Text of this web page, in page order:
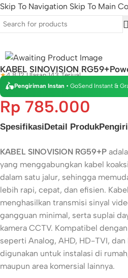
Skip To Navigation Skip To Main
BEST DEAL
KABEL SINOVISION
★4.8|12 Ulasan|143 Terjual
🛵Pengiriman Instan • GoSend Instant &
Rp 785.000
Spesifikasi Detail Produk
KABEL SINOVISION RG59+P
yang menggabungkan kabel
dalam satu jalur, sehingga
lebih rapi, cepat, dan efisien.
menghasilkan transmisi sinyal
gangguan minimal, serta suplai
kamera CCTV. Kompatibel
seperti Analog, AHD, HD-TVI,
digunakan untuk instalasi di
maupun area komersial lainnya.